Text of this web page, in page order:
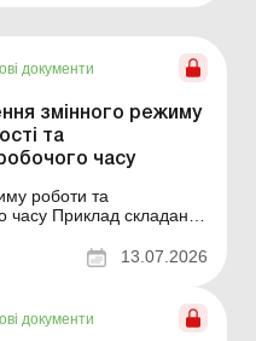
документи
змінного режиму
та
часу
роботи та
часу Приклад складання
13.07.2026
документи